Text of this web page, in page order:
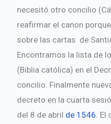
necesitó otro concilio
reafirmar el canon
sobre las cartas de
Encontramos la lista de
(Biblia católica) en el
concilio. Finalmente
decreto en la cuarta
del 8 de abril de 1546 .